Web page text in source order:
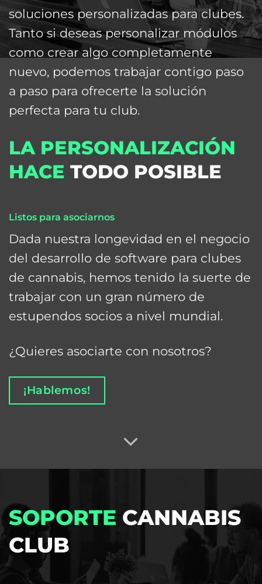
soluciones personalizadas para clubes.
Tanto si deseas personalizar módulos
como crear algo completamente
nuevo, podemos trabajar contigo paso
a paso para ofrecerte la solución
perfecta para tu club.
LA PERSONALIZACIÓN
HACE TODO POSIBLE
Listos para asociarnos
Dada nuestra longevidad en el negocio
del desarrollo de software para clubes
de cannabis, hemos tenido la suerte de
trabajar con un gran número de
estupendos socios a nivel mundial.
¿Quieres asociarte con nosotros?
¡Hablemos!
SOPORTE CANNABIS
CLUB